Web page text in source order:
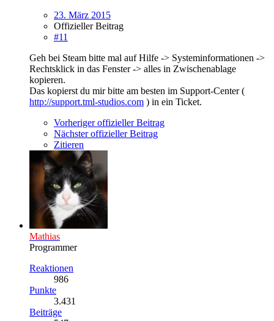
23. März 2015
Offizieller Beitrag
#11
Geh bei Steam bitte mal auf Hilfe -> Systeminformationen ->
Rechtsklick in das Fenster -> alles in Zwischenablage
kopieren.
Das kopierst du mir bitte am besten im Support-Center (
http://support.tml-studios.com ) in ein Ticket.
Vorheriger offizieller Beitrag
Nächster offizieller Beitrag
Zitieren
Mathias
Programmer
Reaktionen
986
Punkte
3.431
Beiträge